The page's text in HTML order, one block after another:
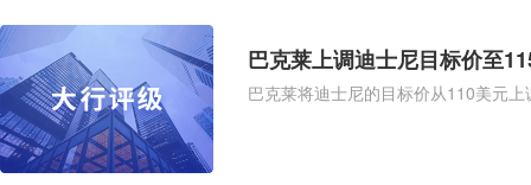
巴克莱上调迪士尼目标价至
巴克莱将迪士尼的目标价从110美元